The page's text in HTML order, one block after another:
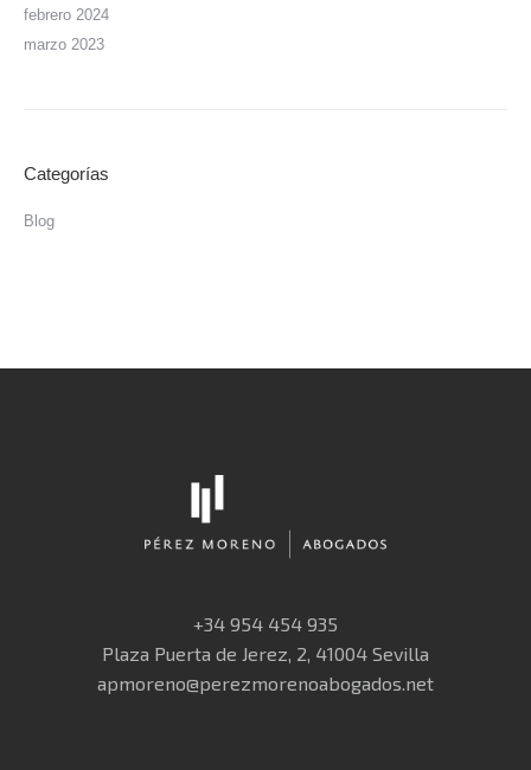
febrero 2024
marzo 2023
Categorías
Blog
+34 954 454 935
Plaza Puerta de Jerez, 2, 41004 Sevilla
apmoreno@perezmorenoabogados.net